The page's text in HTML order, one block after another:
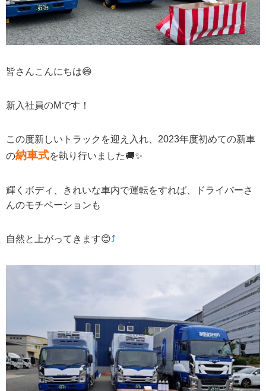
皆さんこんにちは😄
新入社員のMです！
この度新しいトラックを迎え入れ、 2023年度初めての新車
の納車式を執り行いました🚚✨
輝くボディ、きれいな車内で運転をすれば、ドライバーさ
んのモチベーションも
自然と上がってきます😊⤴